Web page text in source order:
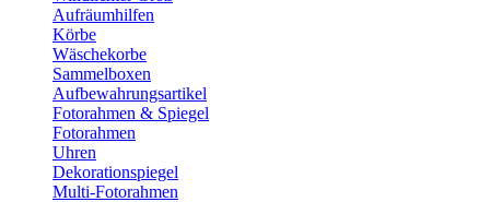
Aufräumhilfen
Körbe
Wäschekorbe
Sammelboxen
Aufbewahrungsartikel
Fotorahmen & Spiegel
Fotorahmen
Uhren
Dekorationspiegel
Multi-Fotorahmen